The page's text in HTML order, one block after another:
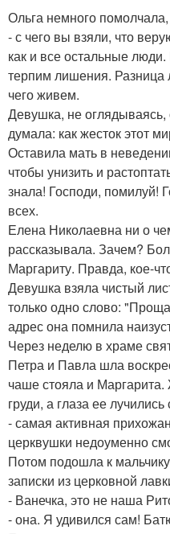
Ольга немного
- с чего вы взяли, что
как и все остальные
терпим лишения.
чего живем.
Девушка, не оглядываясь,
думала: как жесток этот
Оставила мать в
чтобы унизить и
знала! Господи, помилуй!
всех.
Елена Николаевна ни о
рассказывала. Зачем?
Маргариту. Правда, кое-
Девушка взяла чистый
только одно слово:
адрес она помнила
Через неделю в храме
Петра и Павла шла
чаше стояла и
груди, а глаза ее
- самая активная
церквушки недоуменно
Потом подошла к
записки из церковной
- Ванечка, это не наша
- она. Я удивился сам!